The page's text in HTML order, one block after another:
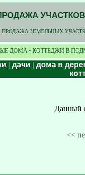
ПРОДАЖА ЗЕМЕЛЬНЫХ
ДОМА • КОТТЕДЖИ В
| дачи | дома в
Данный
<<